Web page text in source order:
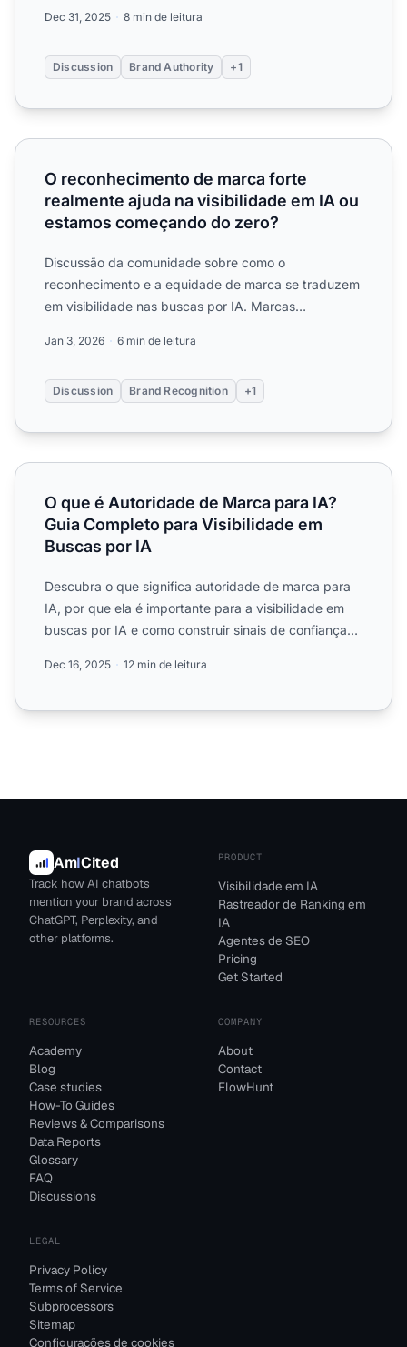
Dec 31, 2025 8 min de leitura
Discussion Brand Authority +1
O reconhecimento de marca forte realmente ajuda na
O reconhecimento de marca forte
realmente ajuda na visibilidade em IA ou
estamos começando do zero?
Discussão da comunidade sobre como o
reconhecimento e a equidade de marca se traduzem
em visibilidade nas buscas por IA. Marcas
Jan 3, 2026 6 min de leitura
Discussion Brand Recognition +1
O que é Autoridade de Marca para IA? Guia Completo
O que é Autoridade de Marca para IA?
Guia Completo para Visibilidade em
Buscas por IA
Descubra o que significa autoridade de marca para
IA, por que ela é importante para a visibilidade em
buscas por IA e como construir sinais de confiança
Dec 16, 2025 12 min de leitura
AmICited
Track how AI chatbots
mention your brand across
ChatGPT, Perplexity, and
other platforms.
PRODUCT
Visibilidade em IA
Rastreador de Ranking em
IA
Agentes de SEO
Pricing
Get Started
RESOURCES
Academy
Blog
Case studies
How-To Guides
Reviews & Comparisons
Data Reports
Glossary
FAQ
Discussions
COMPANY
About
Contact
FlowHunt
LEGAL
Privacy Policy
Terms of Service
Subprocessors
Sitemap
Configurações de cookies